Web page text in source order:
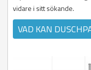
Perstorp
Simrishamn
Sjöbo
Skurup
Tyresö
Täby
Upplands Väsby
Upplands-Bro
Lerum
Lidköping
Lilla Edet
Lysekil
vidare i sitt sökande.
VAD KAN